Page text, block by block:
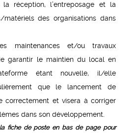
réception, l’entreposage et la
des organisations dans
maintenances et/ou travaux
garantir le maintien du local en
étant nouvelle, il/elle
que le lancement de
correctement et visera à corriger
dans son développement.
fiche de poste en bas de page pour